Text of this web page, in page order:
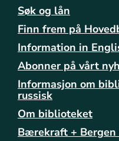
Søk og lån
Finn frem på
Information in
Abonner på vårt
Informasjon om
russisk
Om biblioteket
Bærekraft +